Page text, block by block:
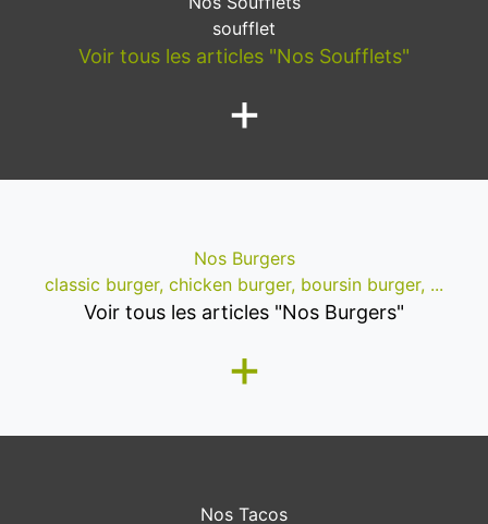
soufflet
Voir tous les articles "Nos Soufflets"
+
Nos Burgers
classic burger, chicken burger, boursin burger, ...
Voir tous les articles "Nos Burgers"
+
Nos Tacos